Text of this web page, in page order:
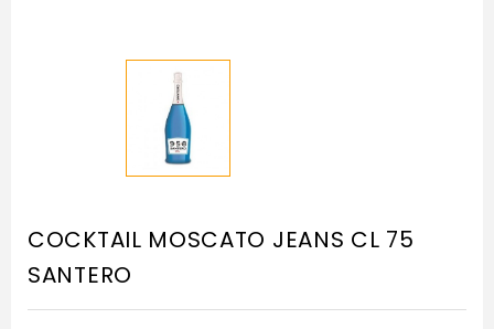
COCKTAIL MOSCATO JEANS CL 75
SANTERO